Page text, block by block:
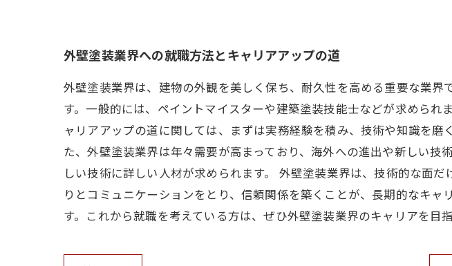
外壁塗装業界への就職方法とキャリアアップの道
外壁塗装業界は、建物の外観を美しく保ち、耐久性を高める重要な業
す。一般的には、ペイントマイスターや建築塗装技能士などが求めら
ャリアアップの道に関しては、まずは実務経験を積み、技術や知識を
た、外壁塗装業界は年々需要が高まっており、海外への進出や新しい
しい技術に詳しい人材が求められます。 外壁塗装業界は、技術的な面
りとコミュニケーションをとり、信頼関係を築くことが、長期的なキ
す。これから就職を考えている方は、ぜひ外壁塗装業界のキャリアを目